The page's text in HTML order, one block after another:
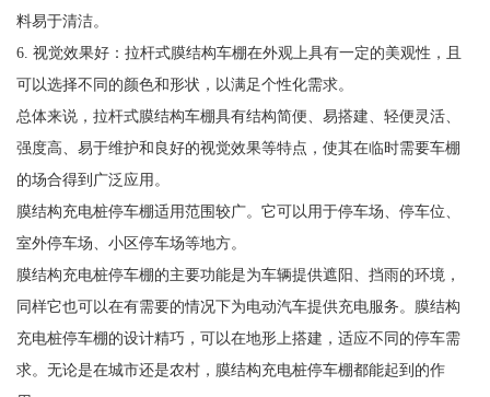
料易于清洁。
6. 视觉效果好：拉杆式膜结构车棚在外观上具有一定的美观性，且
可以选择不同的颜色和形状，以满足个性化需求。
总体来说，拉杆式膜结构车棚具有结构简便、易搭建、轻便灵活、
强度高、易于维护和良好的视觉效果等特点，使其在临时需要车棚
的场合得到广泛应用。
膜结构充电桩停车棚适用范围较广。它可以用于停车场、停车位、
室外停车场、小区停车场等地方。
膜结构充电桩停车棚的主要功能是为车辆提供遮阳、挡雨的环境，
同样它也可以在有需要的情况下为电动汽车提供充电服务。膜结构
充电桩停车棚的设计精巧，可以在地形上搭建，适应不同的停车需
求。无论是在城市还是农村，膜结构充电桩停车棚都能起到的作